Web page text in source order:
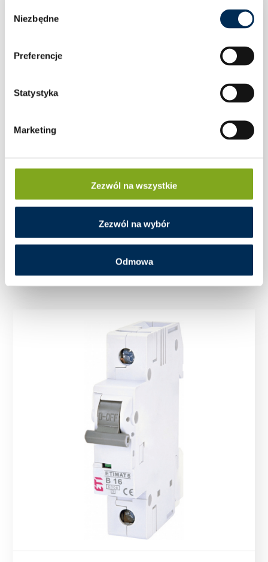
zgody
Niezbędne
Preferencje
Statystyka
Marketing
Zezwól na wszystkie
Zezwól na wybór
Odmowa
WYŁĄCZNIK NADPRĄDOWY ETI 3P B16A